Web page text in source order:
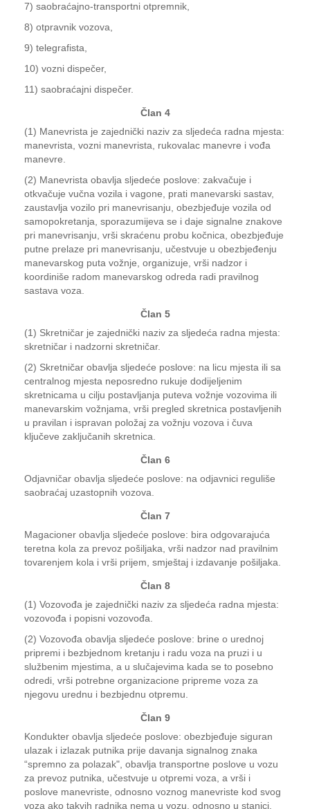
7) saobraćajno-transportni otpremnik,
8) otpravnik vozova,
9) telegrafista,
10) vozni dispečer,
11) saobraćajni dispečer.
Član 4
(1) Manevrista je zajednički naziv za sljedeća radna mjesta:
manevrista, vozni manevrista, rukovalac manevre i vođa
manevre.
(2) Manevrista obavlja sljedeće poslove: zakvačuje i
otkvačuje vučna vozila i vagone, prati manevarski sastav,
zaustavlja vozilo pri manevrisanju, obezbjeđuje vozila od
samopokretanja, sporazumijeva se i daje signalne znakove
pri manevrisanju, vrši skraćenu probu kočnica, obezbjeđuje
putne prelaze pri manevrisanju, učestvuje u obezbjeđenju
manevarskog puta vožnje, organizuje, vrši nadzor i
koordiniše radom manevarskog odreda radi pravilnog
sastava voza.
Član 5
(1) Skretničar je zajednički naziv za sljedeća radna mjesta:
skretničar i nadzorni skretničar.
(2) Skretničar obavlja sljedeće poslove: na licu mjesta ili sa
centralnog mjesta neposredno rukuje dodijeljenim
skretnicama u cilju postavljanja puteva vožnje vozovima ili
manevarskim vožnjama, vrši pregled skretnica postavljenih
u pravilan i ispravan položaj za vožnju vozova i čuva
ključeve zaključanih skretnica.
Član 6
Odjavničar obavlja sljedeće poslove: na odjavnici reguliše
saobraćaj uzastopnih vozova.
Član 7
Magacioner obavlja sljedeće poslove: bira odgovarajuća
teretna kola za prevoz pošiljaka, vrši nadzor nad pravilnim
tovarenjem kola i vrši prijem, smještaj i izdavanje pošiljaka.
Član 8
(1) Vozovođa je zajednički naziv za sljedeća radna mjesta:
vozovođa i popisni vozovođa.
(2) Vozovođa obavlja sljedeće poslove: brine o urednoj
pripremi i bezbjednom kretanju i radu voza na pruzi i u
službenim mjestima, a u slučajevima kada se to posebno
odredi, vrši potrebne organizacione pripreme voza za
njegovu urednu i bezbjednu otpremu.
Član 9
Kondukter obavlja sljedeće poslove: obezbjeđuje siguran
ulazak i izlazak putnika prije davanja signalnog znaka
“spremno za polazak", obavlja transportne poslove u vozu
za prevoz putnika, učestvuje u otpremi voza, a vrši i
poslove manevriste, odnosno voznog manevriste kod svog
voza ako takvih radnika nema u vozu, odnosno u stanici.